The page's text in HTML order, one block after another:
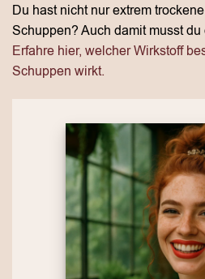
Du hast nicht nur extrem
Schuppen? Auch damit musst
Erfahre hier, welcher Wirkstoff
Schuppen wirkt.